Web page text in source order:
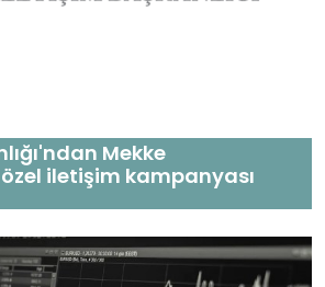
Mekke
iletişim kampanyası